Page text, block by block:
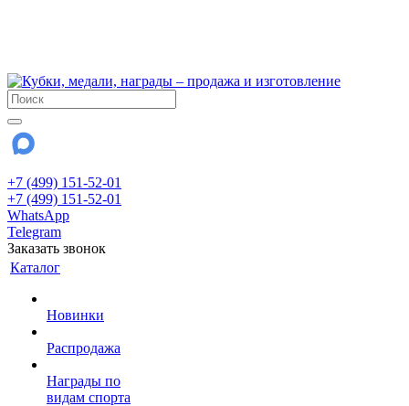
+7 (499) 151-52-01
+7 (499) 151-52-01
WhatsApp
Telegram
Заказать звонок
Каталог
Новинки
Распродажа
Награды по
видам спорта